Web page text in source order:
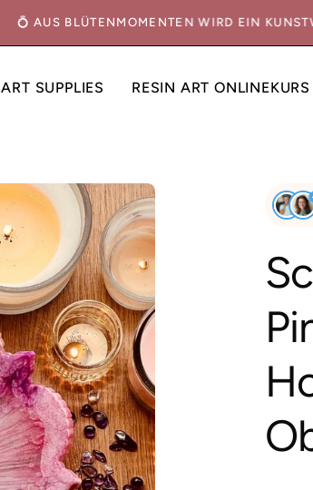
💍 AUS BLÜTENMOMENTEN WIRD EIN
ART SUPPLIES RESIN ART ONLINEKURS
Bild-
Lightbox
öffnen